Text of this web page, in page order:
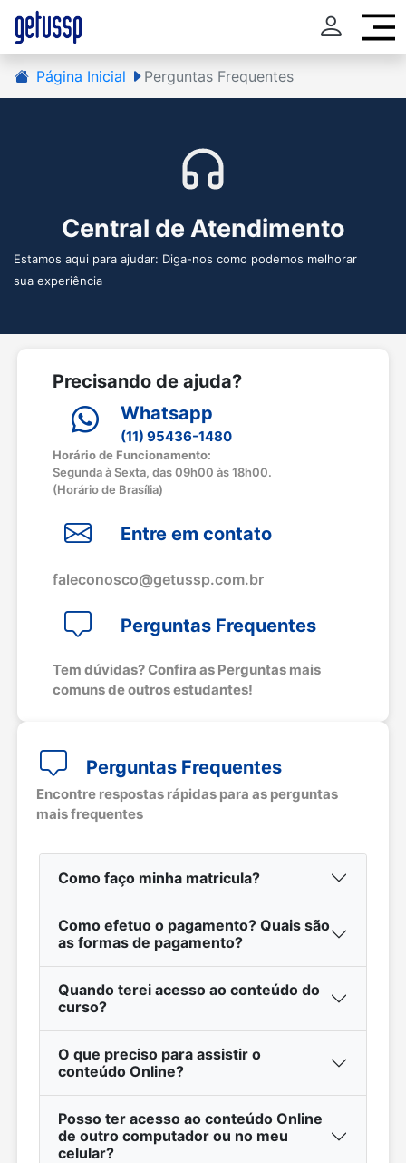
Página Inicial Perguntas Frequentes
Central de Atendimento
Estamos aqui para ajudar: Diga-nos como podemos melhorar
sua experiência
Precisando de ajuda?
Whatsapp
(11) 95436-1480
Horário de Funcionamento:
Segunda à Sexta, das 09h00 às 18h00.
(Horário de Brasília)
Entre em contato
faleconosco@getussp.com.br
Perguntas Frequentes
Tem dúvidas? Confira as Perguntas mais
comuns de outros estudantes!
Perguntas Frequentes
Encontre respostas rápidas para as perguntas
mais frequentes
Como faço minha matricula?
Como efetuo o pagamento? Quais são
as formas de pagamento?
Quando terei acesso ao conteúdo do
curso?
O que preciso para assistir o
conteúdo Online?
Posso ter acesso ao conteúdo Online
de outro computador ou no meu
celular?